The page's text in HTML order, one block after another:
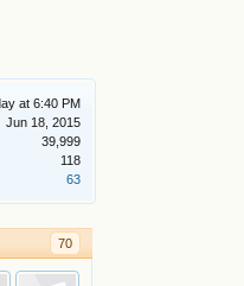
at 6:40 PM
Jun 18, 2015
39,999
118
63
70